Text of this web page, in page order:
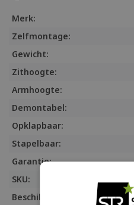
Merk:
Zelfmontage:
Gewicht:
Zithoogte:
Armhoogte:
Demontabel:
Opklapbaar:
Stapelbaar:
Garantie:
SKU:
Beschikbaarheid: